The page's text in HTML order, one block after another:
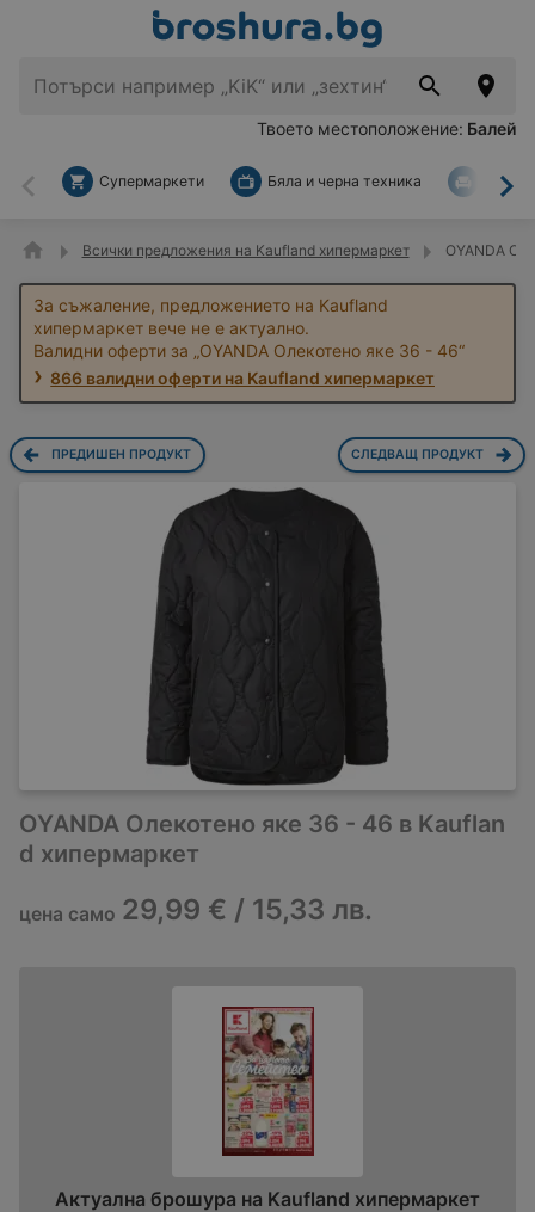
Твоето местоположение: Балей
Назад
Супермаркети Бяла и черна техника За
Всички предложения на Kaufland хипермаркет OYANDA
За съжаление, предложението на Kaufland
хипермаркет вече не е актуално.
Валидни оферти за „OYANDA Олекотено яке 36 - 46“
866 валидни оферти на Kaufland хипермаркет
ПРЕДИШЕН ПРОДУКТ СЛЕДВАЩ ПРОДУКТ
OYANDA Олекотено яке 36 - 46 в Kauflan
d хипермаркет
цена само 29,99 € / 15,33 лв.
Актуална брошура на Kaufland хипермаркет